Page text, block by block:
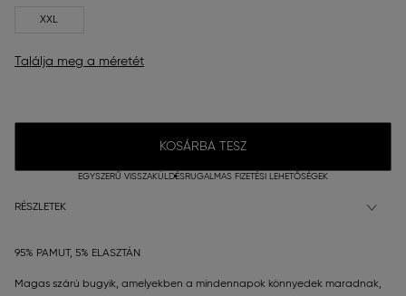
XXL
Találja meg a méretét
KOSÁRBA TESZ
EGYSZERŰ VISSZAKÜLDÉSRUGALMAS FIZETÉSI LEHETŐSÉGEK
RÉSZLETEK
95% PAMUT, 5% ELASZTÁN
Magas szárú bugyik, amelyekben a mindennapok könnyedek maradnak,